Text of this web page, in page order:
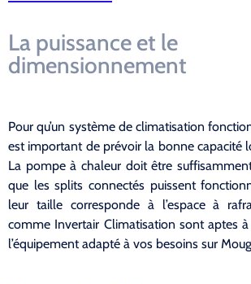
La puissance et le
dimensionnement
Pour qu’un système de climatisation
est important de prévoir la bonne capacité
La pompe à chaleur doit être
que les splits connectés puissent
leur taille corresponde à l’espace à
comme Invertair Climatisation sont aptes
l’équipement adapté à vos besoins sur